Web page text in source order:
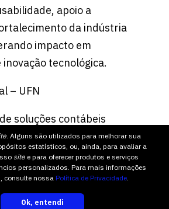
. Alguns são utilizados para melhorar sua
estatísticos, ou, ainda, para avaliar a
site e para oferecer produtos e serviços
personalizados. Para mais informações
consulte nossa Política de Privacidade.
Ok, entendi
apoio a
da indústria
impacto em
tecnológica.
– UFN
soluções contábeis
por egressos da UFN.
o acesso a serviços
a informalidade,
a aplicação prática